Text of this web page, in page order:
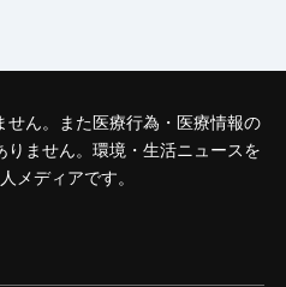
せん。また医療行為・医療情報の
ません。環境・生活ニュースを
メディアです。